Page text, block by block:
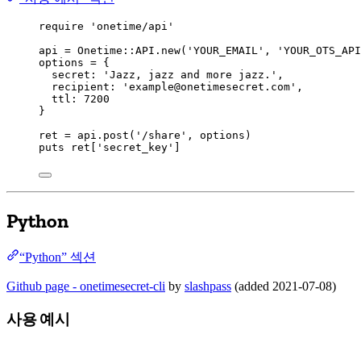
require ' onetime/api '
api = Onetime :: API . new( ' YOUR_EMAIL ' , '
options = {
secret : ' Jazz, jazz and more jazz. ' ,
recipient : ' example@onetimesecret.com ' ,
ttl :
7200
}
ret = api. post ( ' /share ' , options)
puts ret[ ' secret_key '
Python
“Python” 섹션
Github page - onetimesecret-cli by slashpass (added 2021-07-08)
사용 예시